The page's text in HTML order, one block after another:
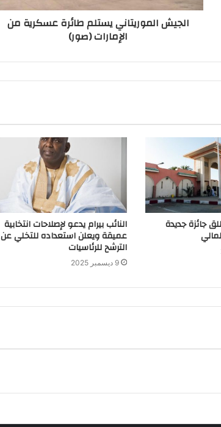
الجيش الموريتاني يستلم طائرة عسكرية من
الإمارات (صور)
جائزة جديدة النائب بيرام يدعو لإصلاحات انتخابية
عميقة ويعلن استعداده للتخلي عن
الترشح للرئاسيات
9 ديسمبر 2025